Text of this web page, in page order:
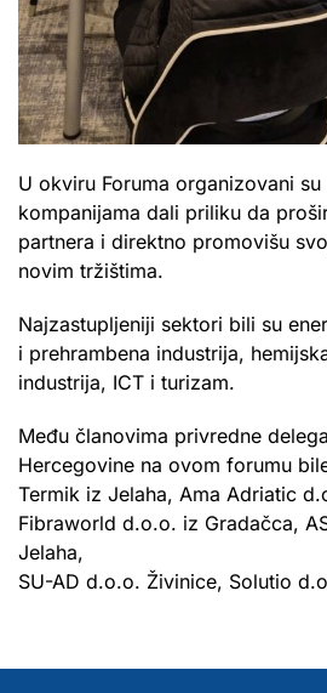
U okviru Foruma organizovani
kompanijama dali priliku da
partnera i direktno promovišu
novim tržištima.
Najzastupljeniji sektori bili su
i prehrambena industrija,
industrija, ICT i turizam.
Među članovima privredne
Hercegovine na ovom forumu
Termik iz Jelaha, Ama Adriatic
Fibraworld d.o.o. iz Gradačca,
Jelaha,
SU-AD d.o.o. Živinice, Solutio